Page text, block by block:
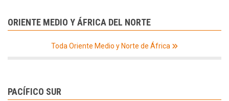
ORIENTE MEDIO Y ÁFRICA DEL NORTE
Toda Oriente Medio y Norte de África
PACÍFICO SUR